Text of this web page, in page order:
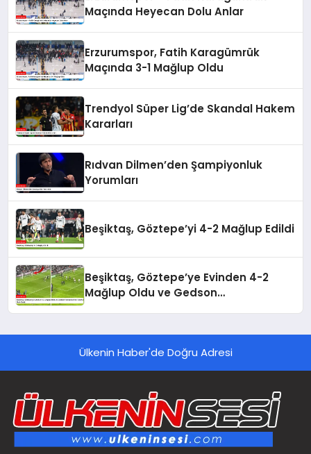
Maçında Heyecan Dolu Anlar
Erzurumspor, Fatih Karagümrük
Maçında 3-1 Mağlup Oldu
Trendyol Süper Lig’de Skandal Hakem
Kararları
Rıdvan Dilmen’den Şampiyonluk
Yorumları
Beşiktaş, Göztepe’yi 4-2 Mağlup Edildi
Beşiktaş, Göztepe’ye Evinden 4-2
Mağlup Oldu ve Gedson
Ülkenin Haber'de Doğru Adresi